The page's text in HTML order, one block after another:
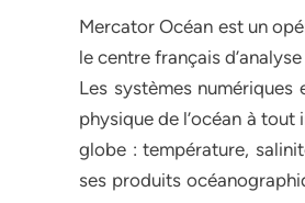
Mercator Océan est un
le centre français
Les systèmes
physique de l’océan à tout
globe : température,
ses produits